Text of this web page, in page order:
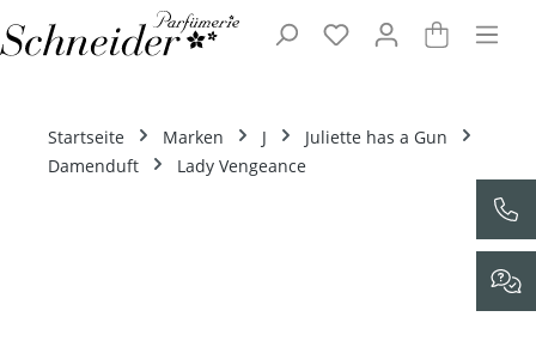
Zum Hauptinhalt springen
Startseite Marken J
Juliette has a Gun
Damenduft
Lady Vengeance